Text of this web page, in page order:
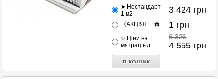
➤ Нестандарт
1 м2
3 424 грн
《АКЦІЯ》...☎️... 1 грн
✨ Ціни на
матрац від
6 326
4 555 грн